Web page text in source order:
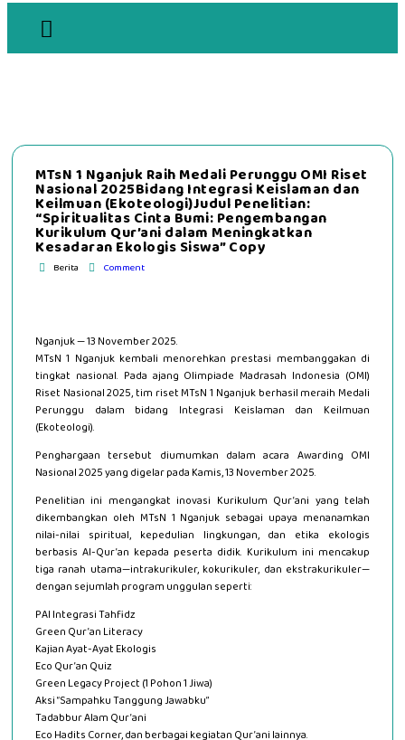
MTsN 1 Nganjuk Raih Medali Perunggu OMI Riset
Nasional 2025Bidang Integrasi Keislaman dan
Keilmuan (Ekoteologi)Judul Penelitian:
“Spiritualitas Cinta Bumi: Pengembangan
Kurikulum Qur’ani dalam Meningkatkan
Kesadaran Ekologis Siswa” Copy
Berita Comment
Nganjuk — 13 November 2025.
MTsN 1 Nganjuk kembali menorehkan prestasi membanggakan di
tingkat nasional. Pada ajang Olimpiade Madrasah Indonesia (OMI)
Riset Nasional 2025, tim riset MTsN 1 Nganjuk berhasil meraih Medali
Perunggu dalam bidang Integrasi Keislaman dan Keilmuan
(Ekoteologi).
Penghargaan tersebut diumumkan dalam acara Awarding OMI
Nasional 2025 yang digelar pada Kamis, 13 November 2025.
Penelitian ini mengangkat inovasi Kurikulum Qur’ani yang telah
dikembangkan oleh MTsN 1 Nganjuk sebagai upaya menanamkan
nilai-nilai spiritual, kepedulian lingkungan, dan etika ekologis
berbasis Al-Qur’an kepada peserta didik. Kurikulum ini mencakup
tiga ranah utama—intrakurikuler, kokurikuler, dan ekstrakurikuler—
dengan sejumlah program unggulan seperti:
PAI Integrasi Tahfidz
Green Qur’an Literacy
Kajian Ayat-Ayat Ekologis
Eco Qur’an Quiz
Green Legacy Project (1 Pohon 1 Jiwa)
Aksi “Sampahku Tanggung Jawabku”
Tadabbur Alam Qur’ani
Eco Hadits Corner, dan berbagai kegiatan Qur’ani lainnya.